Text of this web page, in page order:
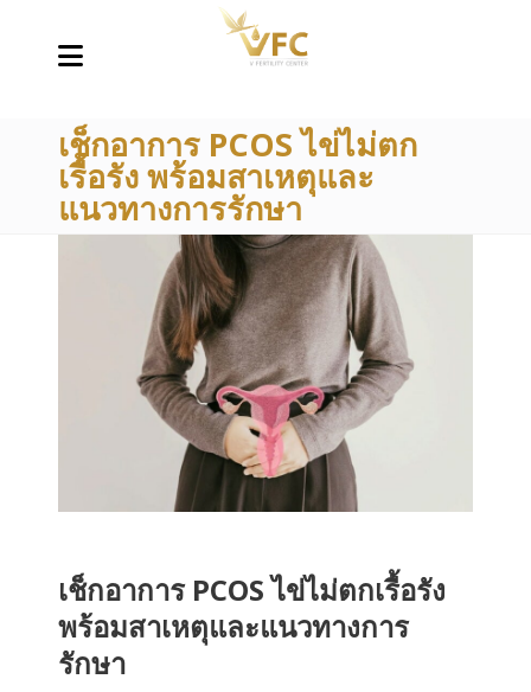
เช็กอาการ PCOS ไข่ไม่ตก
เรื้อรัง พร้อมสาเหตุและ
แนวทางการรักษา
เช็กอาการ PCOS ไข่ไม่ตกเรื้อรัง
พร้อมสาเหตุและแนวทางการ
รักษา